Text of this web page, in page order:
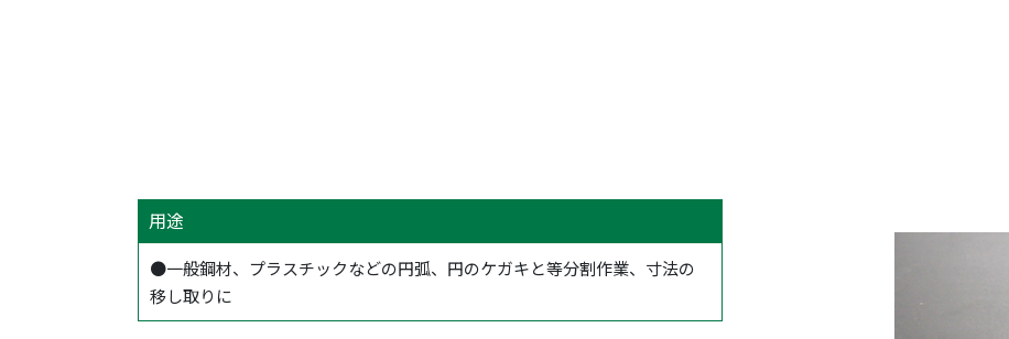
用途
●一般鋼材、プラスチックなどの円弧、円のケガキと等分割作業、寸法の
移し取りに